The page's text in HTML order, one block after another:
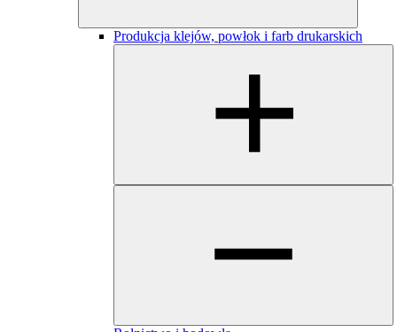
Produkcja klejów, powłok i farb drukarskich